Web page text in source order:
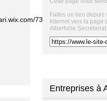
73200secretariat
Faites un lien depuis
Internet vers la page
Albertville
Entreprises à